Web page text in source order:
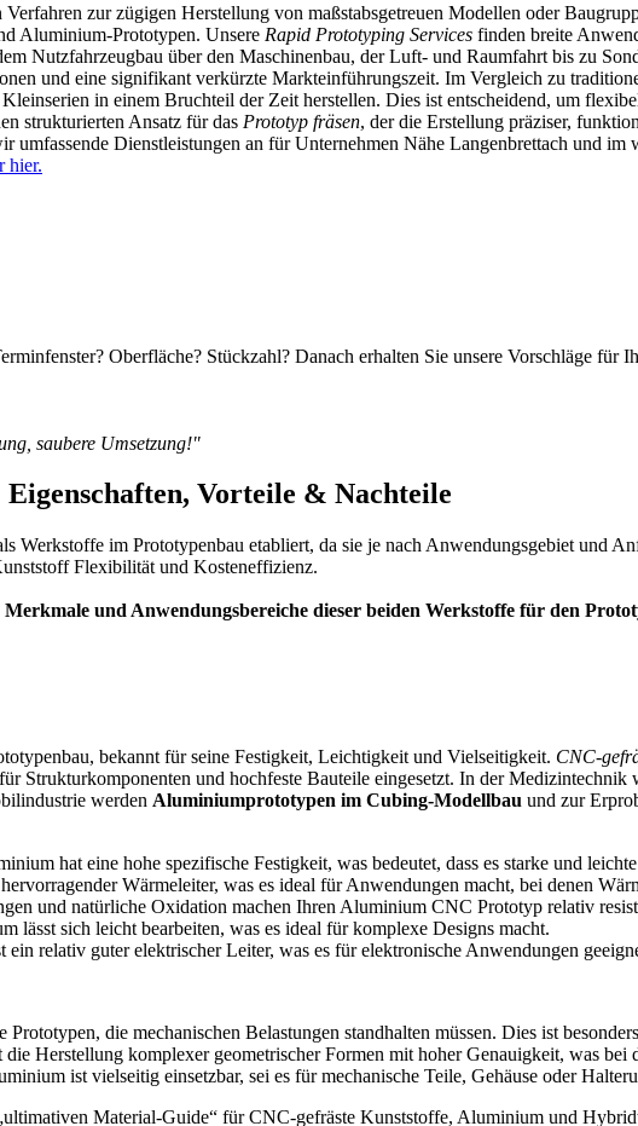
Verfahren zur zügigen Herstellung von maßstabsgetreuen Modellen oder
Aluminium-Prototypen. Unsere Rapid Prototyping Services finden breite
Nutzfahrzeugbau über den Maschinenbau, der Luft- und Raumfahrt bis zu
und eine signifikant verkürzte Markteinführungszeit. Im Vergleich zu
in einem Bruchteil der Zeit herstellen. Dies ist entscheidend, um
strukturierten Ansatz für das Prototyp fräsen, der die Erstellung präziser,
umfassende Dienstleistungen an für Unternehmen Nähe Langenbrettach und
hier.
Oberfläche? Stückzahl? Danach erhalten Sie unsere Vorschläge für
saubere Umsetzung!"
Vorteile & Nachteile
Werkstoffe im Prototypenbau etabliert, da sie je nach Anwendungsgebiet und
Flexibilität und Kosteneffizienz.
und Anwendungsbereiche dieser beiden Werkstoffe für den
bekannt für seine Festigkeit, Leichtigkeit und Vielseitigkeit. CNC-
Strukturkomponenten und hochfeste Bauteile eingesetzt. In der
werden Aluminiumprototypen im Cubing-Modellbau und zur
hat eine hohe spezifische Festigkeit, was bedeutet, dass es starke und
Wärmeleiter, was es ideal für Anwendungen macht, bei denen
und natürliche Oxidation machen Ihren Aluminium CNC Prototyp relativ
lässt sich leicht bearbeiten, was es ideal für komplexe Designs macht.
relativ guter elektrischer Leiter, was es für elektronische Anwendungen
die mechanischen Belastungen standhalten müssen. Dies ist
Herstellung komplexer geometrischer Formen mit hoher Genauigkeit, was bei
ist vielseitig einsetzbar, sei es für mechanische Teile, Gehäuse oder